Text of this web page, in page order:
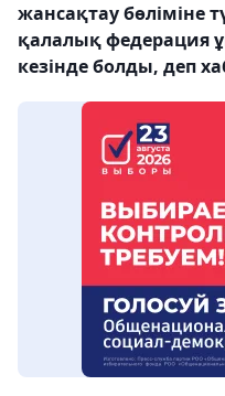
жансақтау бөліміне
қалалық федерация
кезінде болды, деп